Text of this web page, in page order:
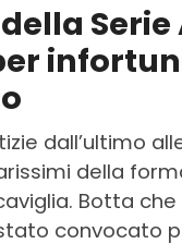
dall’ultimo
della
Botta
convocato